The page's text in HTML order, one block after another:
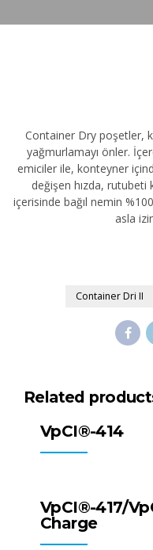
Container Dry poşetler,
yağmurlamayı önler.
emiciler ile, konteyner
değişen hızda,
içerisinde bağıl nemin
asla
Container Dri II
Related
All Products
VpCI®-414
VpCI®-417/
Charge